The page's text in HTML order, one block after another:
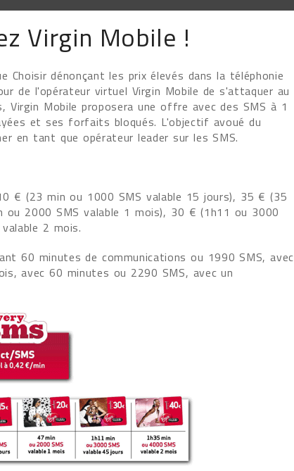
Virgin Mobile !
Choisir dénonçant les prix élevés dans la téléphonie
de l'opérateur virtuel Virgin Mobile de s'attaquer au
Virgin Mobile proposera une offre avec des SMS à 1
et ses forfaits bloqués. L'objectif avoué du
en tant que opérateur leader sur les SMS.
€ (23 min ou 1000 SMS valable 15 jours), 35 € (35
2000 SMS valable 1 mois), 30 € (1h11 ou 3000
2 mois.
60 minutes de communications ou 1990 SMS, avec
avec 60 minutes ou 2290 SMS, avec un